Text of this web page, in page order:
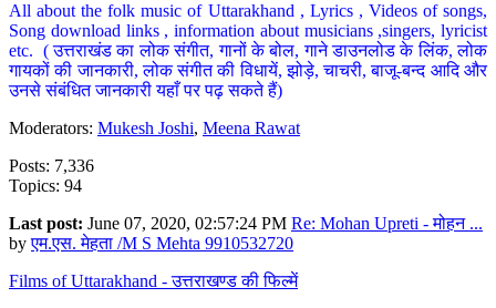
All about the folk music of Uttarakhand , Lyrics , Videos of songs,
Song download links , information about musicians ,singers, lyricist
etc. ( उत्तराखंड का लोक संगीत, गानों के बोल, गाने डाउनलोड के लिंक, लोक
गायकों की जानकारी, लोक संगीत की विधायें, झोड़े, चाचरी, बाजू-बन्द आदि और
उनसे संबंधित जानकारी यहाँ पर पढ़ सकते हैं)
Moderators: Mukesh Joshi, Meena Rawat
Posts: 7,336
Topics: 94
Last post: June 07, 2020, 02:57:24 PM Re: Mohan Upreti - मोहन ...
byएम.एस. मेहता /M S Mehta 9910532720
Films of Uttarakhand - उत्तराखण्ड की फिल्में